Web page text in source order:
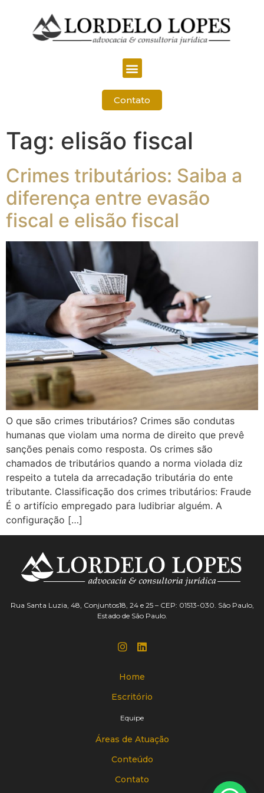
Contato
Tag: elisão fiscal
Crimes tributários: Saiba a
diferença entre evasão
fiscal e elisão fiscal
O que são crimes tributários? Crimes são condutas
humanas que violam uma norma de direito que prevê
sanções penais como resposta. Os crimes são
chamados de tributários quando a norma violada diz
respeito a tutela da arrecadação tributária do ente
tributante. Classificação dos crimes tributários: Fraude
É o artifício empregado para ludibriar alguém. A
configuração […]
Rua Santa Luzia, 48, Conjuntos18, 24 e 25 – CEP: 01513-030. São Paulo,
Estado de São Paulo.
Home
Escritório
Equipe
Áreas de Atuação
Conteúdo
Contato